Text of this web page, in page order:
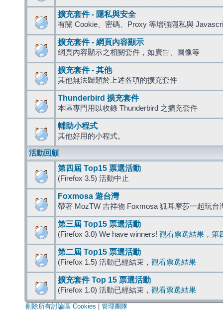
擴充套件 - 隱私與安全
有關 Cookie、密碼、Proxy 等增強隱私與
擴充套件 - 網頁內容顯示
網頁內容顯示之相關套件，如廣告、圖像等
擴充套件 - 其他
其他無法歸類於上述各項的擴充套件
Thunderbird 擴充套件
本區專門用以收錄 Thunderbird 之擴充套件
輔助小程式
其他好用的小程式。
活動回顧
第四屆 Top15 票選活動
(Firefox 3.5) 活動中止
Foxmosa 遊台灣
帶著 MozTW 吉祥物 Foxmosa 狐耳摩莎一起玩台
第三屆 Top15 票選活動
(Firefox 3.0) We have winners! 觀看票選結果 ， 第
第二屆 Top15 票選活動
(Firefox 1.5) 活動已經結束， 觀看票選結果
擴充套件 Top 15 票選活動
(Firefox 1.0) 活動已經結束， 觀看票選結果
刪除所有討論區 Cookies 管理團隊